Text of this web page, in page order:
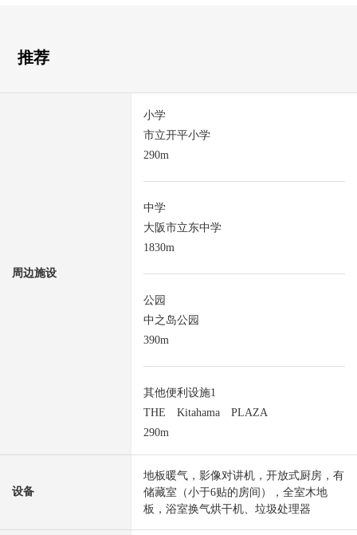
推荐
周边施设
小学
市立开平小学
290m
中学
大阪市立东中学
1830m
公园
中之岛公园
390m
其他便利设施1
THE Kitahama PLAZA
290m
设备
地板暖气，影像对讲机，开放式厨房，有
储藏室（小于6贴的房间），全室木地
板，浴室换气烘干机、垃圾处理器